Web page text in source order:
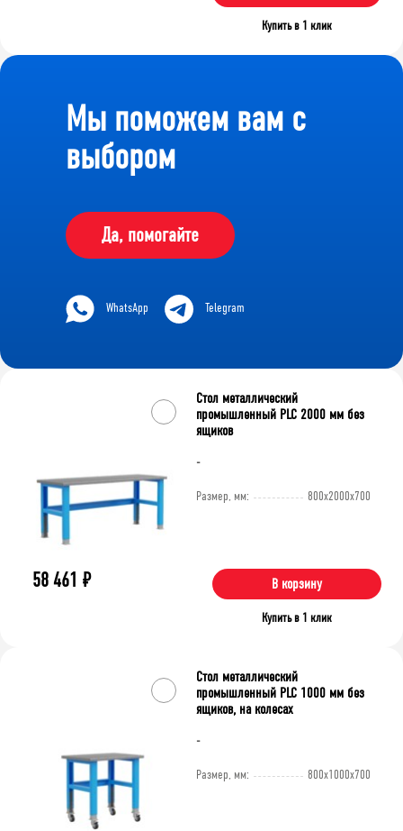
Купить в 1 клик
Мы поможем вам с
выбором
Да, помогайте
WhatsApp Telegram
-
Стол металлический
промышленный PLC 2000 мм без
ящиков
Размер, мм: 800x2000x700
58 461 ₽ В корзину
Купить в 1 клик
-
Стол металлический
промышленный PLC 1000 мм без
ящиков, на колесах
Размер, мм: 800x1000x700